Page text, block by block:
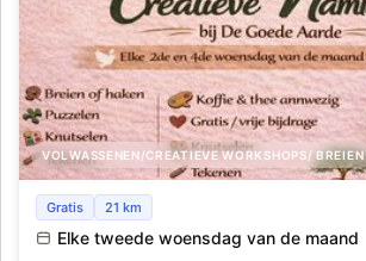
VOLWASSENEN/CREATIEVE WORKSHOPS/ BREIEN
Creatieve Namiddag
Gratis 21 km
Elke tweede woensdag van de maand